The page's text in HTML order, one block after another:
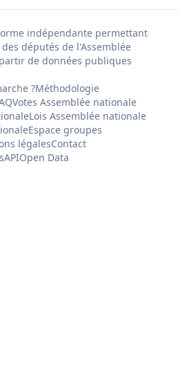
indépendante permettant
députés de l'Assemblée
de données publiques
?Méthodologie
Votes Assemblée nationale
Lois Assemblée nationale
Espace groupes
légalesContact
APIOpen Data